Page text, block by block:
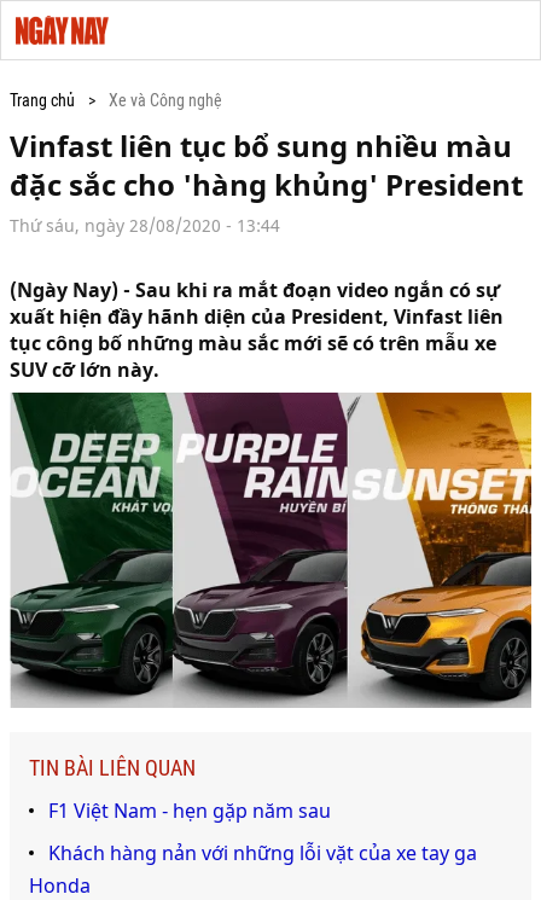
Trang chủ Xe và Công nghệ
Vinfast liên tục bổ sung nhiều màu
đặc sắc cho 'hàng khủng' President
Thứ sáu, ngày 28/08/2020 - 13:44
(Ngày Nay) - Sau khi ra mắt đoạn video ngắn có sự
xuất hiện đầy hãnh diện của President, Vinfast liên
tục công bố những màu sắc mới sẽ có trên mẫu xe
SUV cỡ lớn này.
TIN BÀI LIÊN QUAN
F1 Việt Nam - hẹn gặp năm sau
Khách hàng nản với những lỗi vặt của xe tay ga
Honda